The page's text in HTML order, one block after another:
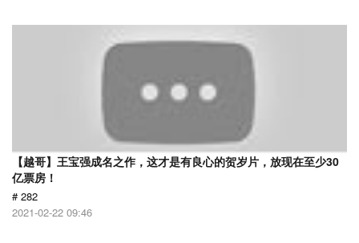
【越哥】王宝强成名之作，这才是有良心的贺岁片，放现在至少30
亿票房！
# 282
2021-02-22 09:46